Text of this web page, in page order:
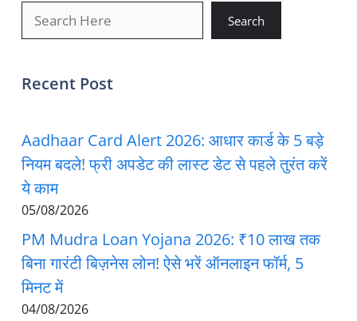
Search
Recent Post
Aadhaar Card Alert 2026: आधार कार्ड के 5 बड़े
नियम बदले! फ्री अपडेट की लास्ट डेट से पहले तुरंत करें
ये काम
05/08/2026
PM Mudra Loan Yojana 2026: ₹10 लाख तक
बिना गारंटी बिज़नेस लोन! ऐसे भरें ऑनलाइन फॉर्म, 5
मिनट में
04/08/2026